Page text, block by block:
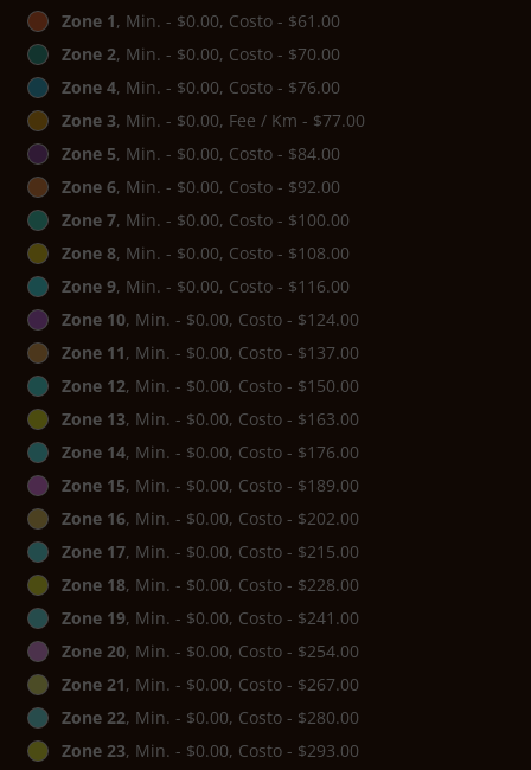
Zone 1, Min. - $0.00, Costo - $61.00
Zone 2, Min. - $0.00, Costo - $70.00
Zone 4, Min. - $0.00, Costo - $76.00
Zone 3, Min. - $0.00, Fee / Km - $77.00
Zone 5, Min. - $0.00, Costo - $84.00
Zone 6, Min. - $0.00, Costo - $92.00
Zone 7, Min. - $0.00, Costo - $100.00
Zone 8, Min. - $0.00, Costo - $108.00
Zone 9, Min. - $0.00, Costo - $116.00
Zone 10, Min. - $0.00, Costo - $124.00
Zone 11, Min. - $0.00, Costo - $137.00
Zone 12, Min. - $0.00, Costo - $150.00
Zone 13, Min. - $0.00, Costo - $163.00
Zone 14, Min. - $0.00, Costo - $176.00
Zone 15, Min. - $0.00, Costo - $189.00
Zone 16, Min. - $0.00, Costo - $202.00
Zone 17, Min. - $0.00, Costo - $215.00
Zone 18, Min. - $0.00, Costo - $228.00
Zone 19, Min. - $0.00, Costo - $241.00
Zone 20, Min. - $0.00, Costo - $254.00
Zone 21, Min. - $0.00, Costo - $267.00
Zone 22, Min. - $0.00, Costo - $280.00
Zone 23, Min. - $0.00, Costo - $293.00